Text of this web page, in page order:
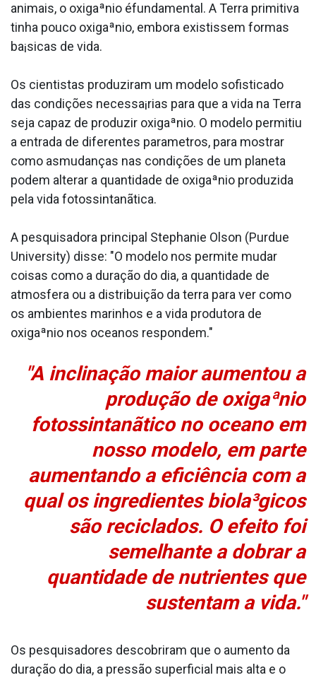
animais, o oxigaªnio éfundamental. A Terra primitiva
tinha pouco oxigaªnio, embora existissem formas
ba¡sicas de vida.
Os cientistas produziram um modelo sofisticado
das condições necessa¡rias para que a vida na Terra
seja capaz de produzir oxigaªnio. O modelo permitiu
a entrada de diferentes parametros, para mostrar
como asmudanças nas condições de um planeta
podem alterar a quantidade de oxigaªnio produzida
pela vida fotossintanãtica.
A pesquisadora principal Stephanie Olson (Purdue
University) disse: "O modelo nos permite mudar
coisas como a duração do dia, a quantidade de
atmosfera ou a distribuição da terra para ver como
os ambientes marinhos e a vida produtora de
oxigaªnio nos oceanos respondem."
"A inclinação maior aumentou a
produção de oxigaªnio
fotossintanãtico no oceano em
nosso modelo, em parte
aumentando a eficiência com a
qual os ingredientes biola³gicos
são reciclados. O efeito foi
semelhante a dobrar a
quantidade de nutrientes que
sustentam a vida."
Os pesquisadores descobriram que o aumento da
duração do dia, a pressão superficial mais alta e o